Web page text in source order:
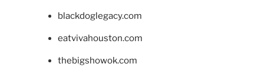
blackdoglegacy.com
eatvivahouston.com
thebigshowok.com